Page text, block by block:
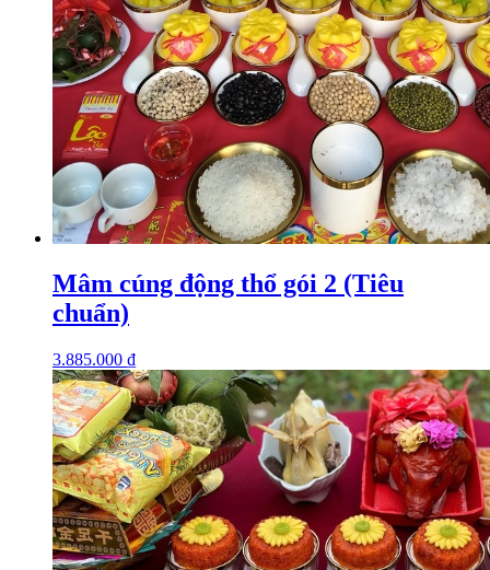
Mâm cúng động thổ gói 2 (Tiêu
chuẩn)
3.885.000 ₫